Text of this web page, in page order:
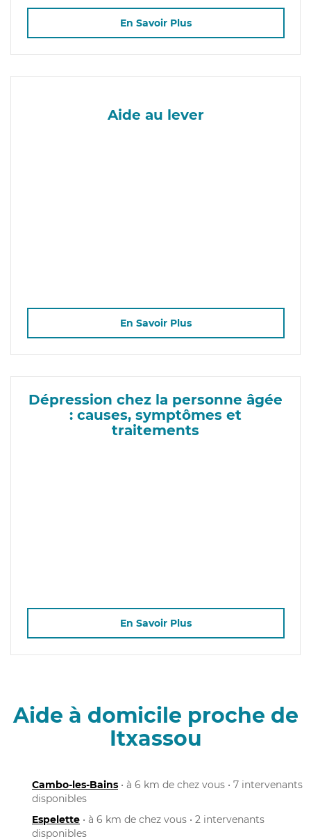
En Savoir Plus
Aide au lever
En Savoir Plus
Dépression chez la personne âgée
: causes, symptômes et
traitements
En Savoir Plus
Aide à domicile proche de
Itxassou
Cambo-les-Bains • à 6 km de chez vous • 7 intervenants
disponibles
Espelette • à 6 km de chez vous • 2 intervenants
disponibles